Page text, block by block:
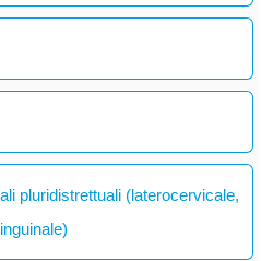
pluridistrettuali (laterocervicale,